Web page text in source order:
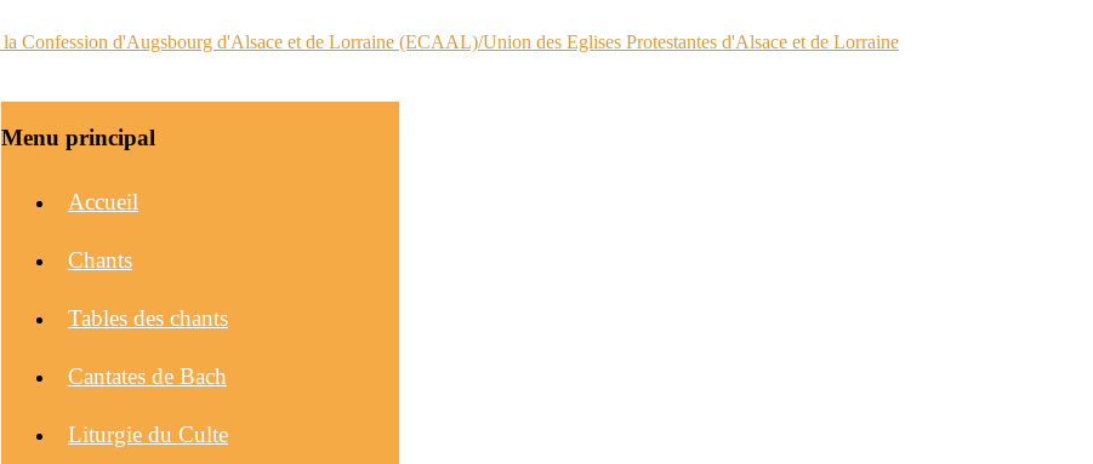
Menu principal
Accueil
Chants
Tables des chants
Cantates de Bach
Liturgie du Culte